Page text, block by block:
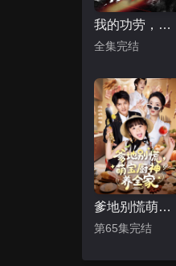
我的功劳，你夺不走
全集完结
爹地别慌萌宝厨神养全家
第65集完结